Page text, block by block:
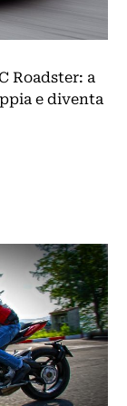
Roadster: a
e diventa